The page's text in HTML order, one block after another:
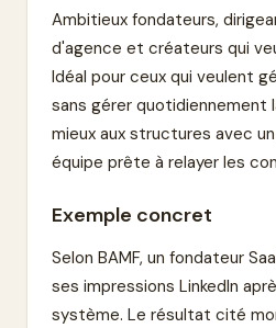
Ambitieux fondateurs,
d'agence et créateurs qui
Idéal pour ceux qui veulent
sans gérer quotidiennement
mieux aux structures avec
équipe prête à relayer les
Exemple concret
Selon BAMF, un fondateur
ses impressions LinkedIn
système. Le résultat cité